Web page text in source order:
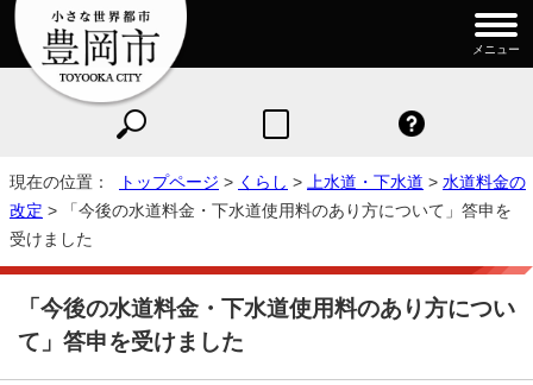
メニュー
現在の位置： トップページ > くらし > 上水道・下水道 > 水道料金の
改定 > 「今後の水道料金・下水道使用料のあり方について」答申を
受けました
「今後の水道料金・下水道使用料のあり方につい
て」答申を受けました